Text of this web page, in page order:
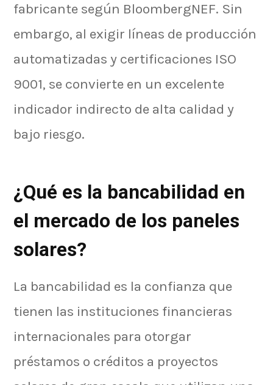
fabricante según BloombergNEF. Sin
embargo, al exigir líneas de producción
automatizadas y certificaciones ISO
9001, se convierte en un excelente
indicador indirecto de alta calidad y
bajo riesgo.
¿Qué es la bancabilidad en
el mercado de los paneles
solares?
La bancabilidad es la confianza que
tienen las instituciones financieras
internacionales para otorgar
préstamos o créditos a proyectos